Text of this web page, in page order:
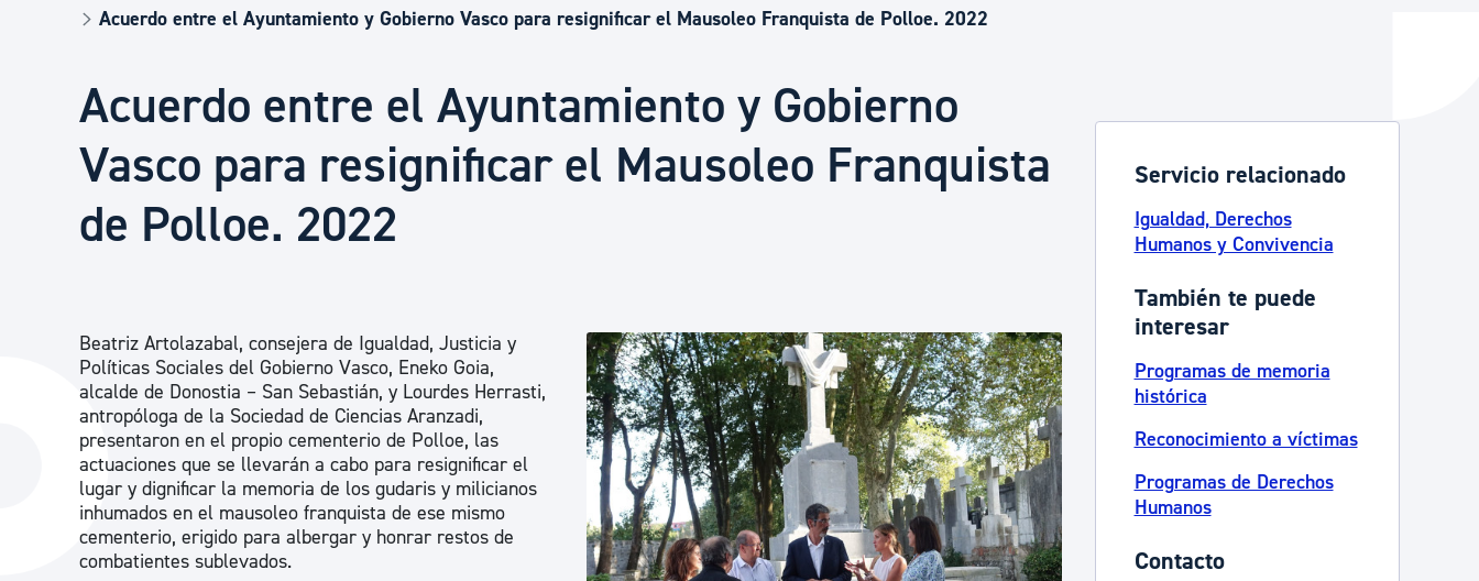
Infancia y juventud Igualdad, Derechos Humanos y convivencia
Participación ciudadana y asociacionismo
La ciudad
La ciudad ahora
Descubre la ciudad
Actualidad
Noticias
Administración municipal
Tablón de anuncios oficiales
Calendario fiscal
Catálogo de trámites
Ayuda a la tramitación
Acuerdo entre el Ayuntamiento y Gobierno Vasco para resignificar el Mausoleo Franquista de Polloe. 2022
Acuerdo entre el Ayuntamiento y Gobierno
Vasco para resignificar el Mausoleo Franquista
de Polloe. 2022
Beatriz Artolazabal, consejera de Igualdad, Justicia y
Políticas Sociales del Gobierno Vasco, Eneko Goia,
alcalde de Donostia – San Sebastián, y Lourdes Herrasti,
antropóloga de la Sociedad de Ciencias Aranzadi,
presentaron en el propio cementerio de Polloe, las
actuaciones que se llevarán a cabo para resignificar el
lugar y dignificar la memoria de los gudaris y milicianos
inhumados en el mausoleo franquista de ese mismo
cementerio, erigido para albergar y honrar restos de
combatientes sublevados.
Servicio relacionado
Igualdad, Derechos
Humanos y Convivencia
También te puede
interesar
Programas de memoria
histórica
Reconocimiento a víctimas
Programas de Derechos
Humanos
Contacto